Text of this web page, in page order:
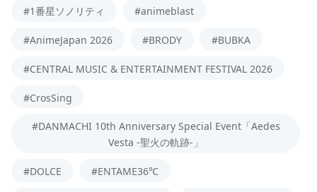
#1番星ソノリティ #animeblast
#AnimeJapan 2026 #BRODY #BUBKA
#CENTRAL MUSIC & ENTERTAINMENT FESTIVAL 2026
#CrosSing
#DANMACHI 10th Anniversary Special Event「Aedes
Vesta -聖火の軌跡-」
#DOLCE #ENTAME36℃